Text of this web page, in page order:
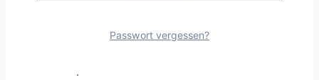
Präsenzseminar in 1 Woche abgearbeitete
Passwort vergessen?